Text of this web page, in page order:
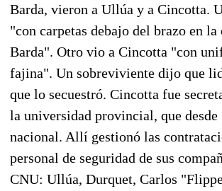
Barda, vieron a Ullúa y a Cincotta.
"con carpetas debajo del brazo en
Barda". Otro vio a Cincotta "con
fajina". Un sobreviviente dijo que
que lo secuestró. Cincotta fue
la universidad provincial, que desde
nacional. Allí gestionó las
personal de seguridad de sus
CNU: Ullúa, Durquet, Carlos